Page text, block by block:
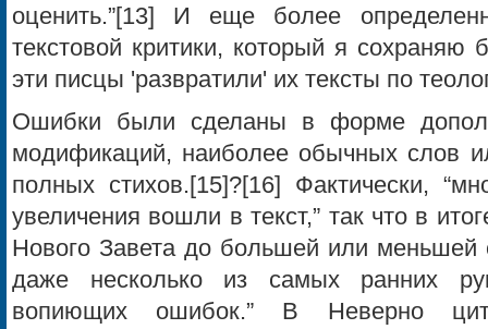
оценить.”[13] И еще более
текстовой критики, который я сохраняю
эти писцы 'развратили' их тексты по
Ошибки были сделаны в форме
модификаций, наиболее обычных слов
полных стихов.[15]?[16] Фактически,
увеличения вошли в текст,” так что в
Нового Завета до большей или меньшей
даже несколько из самых ранних
вопиющих ошибок.” В Неверно